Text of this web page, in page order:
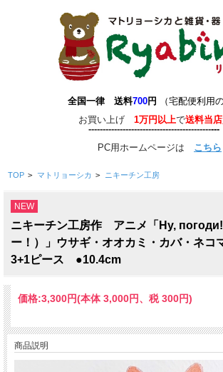
全国一律 送料700円
（宅配便利用
お買い上げ 1万円以上で送料当
----------------------------------------------
PC用ホームページは こちら
TOP > マトリョーシカ > ニキーチン工房
NEW
ニキーチン工房作 アニメ「Ну,
ー！）」ウサギ・オオカミ・カバ・ネ
3+1ピース ●10.4cm
価格:3,300円(本体 3,000円、税 300円)
商品説明